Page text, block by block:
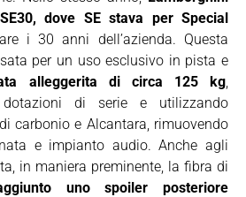
dove SE stava per Special
i 30 anni dell’azienda. Questa
per un uso esclusivo in pista e
alleggerita di circa 125 kg,
dotazioni di serie e utilizzando
carbonio e Alcantara, rimuovendo
e impianto audio. Anche agli
in maniera preminente, la fibra di
uno spoiler posteriore